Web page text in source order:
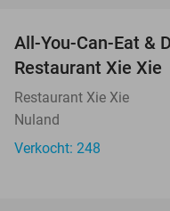
All-You-Can-Eat &
Restaurant Xie Xie
Restaurant Xie Xie
Nuland
Verkocht: 248